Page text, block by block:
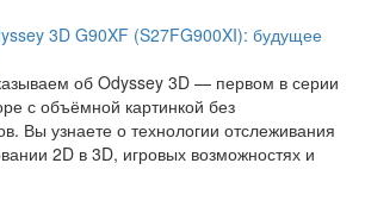
3D G90XF (S27FG900XI): будущее
об Odyssey 3D — первом в серии
с объёмной картинкой без
Вы узнаете о технологии отслеживания
2D в 3D, игровых возможностях и